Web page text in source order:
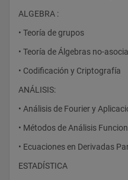
ALGEBRA :
• Teoría de grupos
• Teoría de Álgebras no-
• Codificación y Criptografía
ANÁLISIS:
• Análisis de Fourier y
• Métodos de Análisis
• Ecuaciones en Derivadas
ESTADÍSTICA